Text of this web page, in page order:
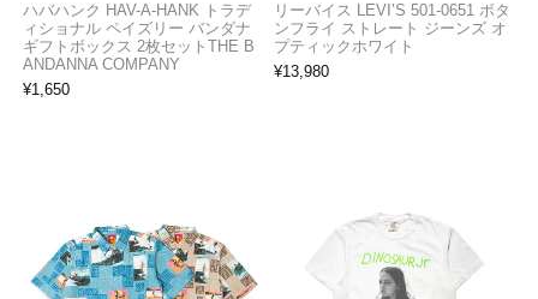
ハバハンク HAV-A-HANK トラデ
ィショナル ペイズリー バンダナ
ギフトボックス 2枚セットTHE B
ANDANNA COMPANY
¥1,650
リーバイス LEVI’S 501-0651 ボタ
ンフライ ストレート ジーンズ オ
プティックホワイト
¥13,980